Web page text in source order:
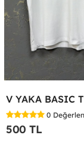
0
500 TL